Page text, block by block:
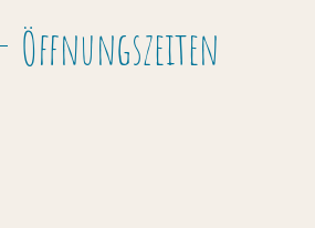
Öffnungszeiten